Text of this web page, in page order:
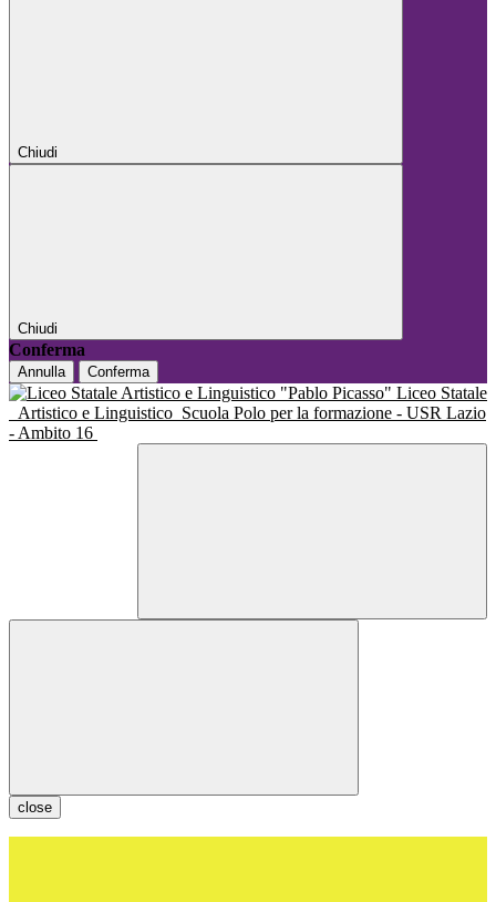
Chiudi
Chiudi
Conferma
Annulla Conferma
Liceo Statale
Artistico e Linguistico Scuola Polo per la formazione - USR Lazio
- Ambito 16
close